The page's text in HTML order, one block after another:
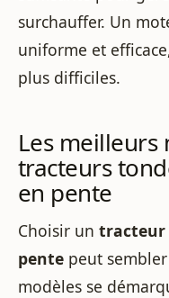
surchauffer. Un
uniforme et
plus difficiles.
Les meilleurs
tracteurs
en pente
Choisir un tracteur
pente peut
modèles se